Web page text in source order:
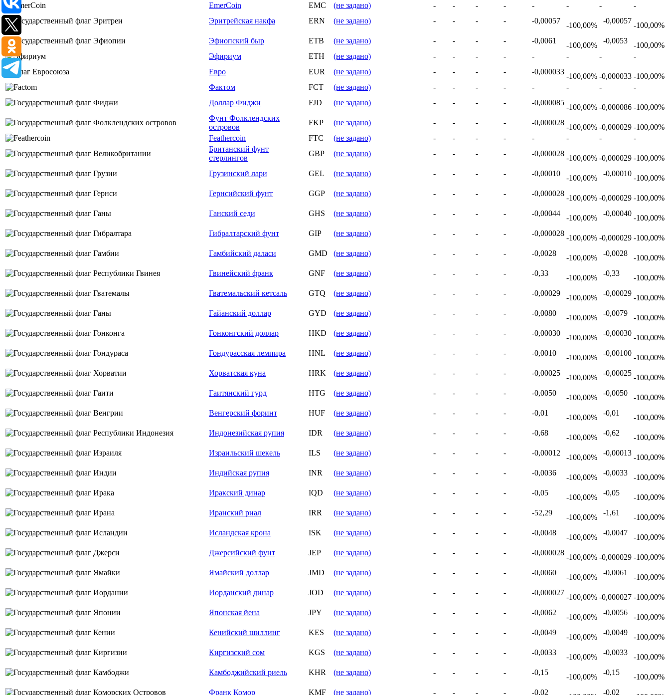
EmerCoin
EMC (не задано) - - - - - - -
-
Эритрейская накфа
ERN (не задано) - - - - -0,00057
-100,00%
-0,00057
-100,00%
Эфиопский быр
ETB (не задано) - - - - -0,0061
-100,00%
-0,0053
-100,00%
Эфириум
ETH (не задано) - - - - - - -
-
Евро
EUR (не задано) - - - - -0,000033
-100,00% -0,000033 -100,00%
Фактом
FCT (не задано) - - - - - - -
-
Доллар Фиджи
FJD (не задано) - - - - -0,000085
-100,00% -0,000086 -100,00%
Фунт Фолклендских
островов
FKP (не задано) - - - - -0,000028
-100,00% -0,000029 -100,00%
Feathercoin
FTC (не задано) - - - - - - -
-
Британский фунт
стерлингов
GBP (не задано) - - - - -0,000028
-100,00% -0,000029 -100,00%
Грузинский лари
GEL (не задано) - - - - -0,00010
-100,00%
-0,00010
-100,00%
Гернсийский фунт
GGP (не задано) - - - - -0,000028
-100,00% -0,000029 -100,00%
Ганский седи
GHS (не задано) - - - - -0,00044
-100,00%
-0,00040
-100,00%
Гибралтарский фунт
GIP (не задано) - - - - -0,000028
-100,00% -0,000029 -100,00%
Гамбийский даласи
GMD (не задано) - - - - -0,0028
-100,00%
-0,0028
-100,00%
Гвинейский франк
GNF (не задано) - - - - -0,33
-100,00%
-0,33
-100,00%
Гватемальский кетсаль
GTQ (не задано) - - - - -0,00029
-100,00%
-0,00029
-100,00%
Гайанский доллар
GYD (не задано) - - - - -0,0080
-100,00%
-0,0079
-100,00%
Гонконгский доллар
HKD (не задано) - - - - -0,00030
-100,00%
-0,00030
-100,00%
Гондурасская лемпира
HNL (не задано) - - - - -0,0010
-100,00%
-0,00100
-100,00%
Хорватская куна
HRK (не задано) - - - - -0,00025
-100,00%
-0,00025
-100,00%
Гаитянский гурд
HTG (не задано) - - - - -0,0050
-100,00%
-0,0050
-100,00%
Венгерский форинт
HUF (не задано) - - - - -0,01
-100,00%
-0,01
-100,00%
Индонезийская рупия
IDR (не задано) - - - - -0,68
-100,00%
-0,62
-100,00%
Израильский шекель
ILS (не задано) - - - - -0,00012
-100,00%
-0,00013
-100,00%
Индийская рупия
INR (не задано) - - - - -0,0036
-100,00%
-0,0033
-100,00%
Иракский динар
IQD (не задано) - - - - -0,05
-100,00%
-0,05
-100,00%
Иранский риал
IRR (не задано) - - - - -52,29
-100,00%
-1,61
-100,00%
Исландская крона
ISK (не задано) - - - - -0,0048
-100,00%
-0,0047
-100,00%
Джерсийский фунт
JEP (не задано) - - - - -0,000028
-100,00% -0,000029 -100,00%
Ямайский доллар
JMD (не задано) - - - - -0,0060
-100,00%
-0,0061
-100,00%
Иорданский динар
JOD (не задано) - - - - -0,000027
-100,00% -0,000027 -100,00%
Японская йена
JPY (не задано) - - - - -0,0062
-100,00%
-0,0056
-100,00%
Кенийский шиллинг
KES (не задано) - - - - -0,0049
-100,00%
-0,0049
-100,00%
Киргизский сом
KGS (не задано) - - - - -0,0033
-100,00%
-0,0033
-100,00%
Камбоджийский риель
KHR (не задано) - - - - -0,15
-100,00%
-0,15
-100,00%
Франк Комор
KMF (не задано) - - - - -0,02 -0,02